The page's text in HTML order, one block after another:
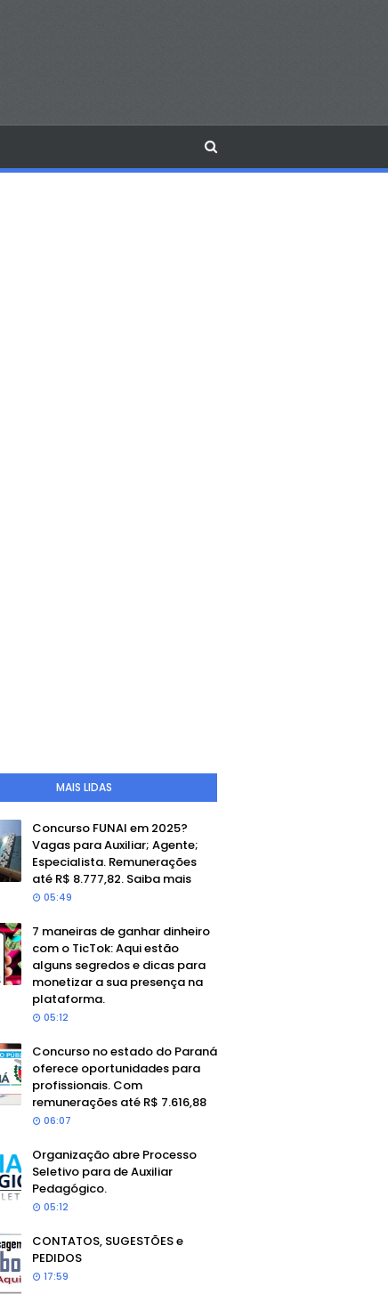
MAIS LIDAS
Concurso FUNAI em 2025?
Vagas para Auxiliar; Agente;
Especialista. Remunerações
até R$ 8.777,82. Saiba mais
05:49
7 maneiras de ganhar dinheiro
com o TicTok: Aqui estão
alguns segredos e dicas para
monetizar a sua presença na
plataforma.
05:12
Concurso no estado do Paraná
oferece oportunidades para
profissionais. Com
remunerações até R$ 7.616,88
06:07
Organização abre Processo
Seletivo para de Auxiliar
Pedagógico.
05:12
CONTATOS, SUGESTÕES e
PEDIDOS
17:59